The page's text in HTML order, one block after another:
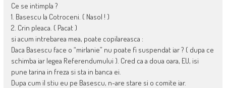
Ce se intimpla ?
1. Basescu la Cotroceni. ( Nasol ! )
2. Crin pleaca. ( Pacat )
si acum intrebarea mea, poate copilareasca :
Daca Basescu face o “mirlanie” nu poate fi suspendat iar ? ( dupa ce
schimba iar legea Referendumului ). Cred ca a doua oara, EU, isi
pune tarina in freza si sta in banca ei.
Dupa cum il stiu eu pe Basescu, n-are stare si o comite iar.